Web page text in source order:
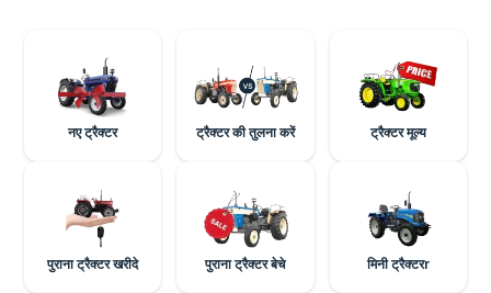
नए ट्रैक्टर ट्रैक्टर की तुलना करें ट्रैक्टर मूल्य
पुराना ट्रैक्टर खरीदे पुराना ट्रैक्टर बेचे मिनी ट्रैक्टरr